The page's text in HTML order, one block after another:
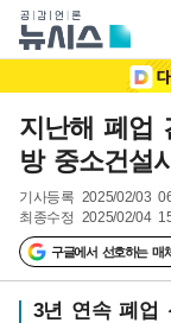
지난해 폐업
방 중소건설
기사등록 2025/02/03
최종수정 2025/02/04
구글에서 선호하는 매
3년 연속 폐업